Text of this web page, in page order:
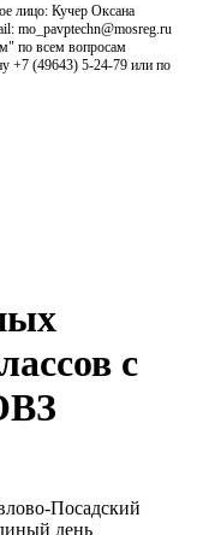
Кучер Оксана
mo_pavptechn@mosreg.ru
по всем вопросам
+7 (49643) 5-24-79 или по
с
Посадский
день